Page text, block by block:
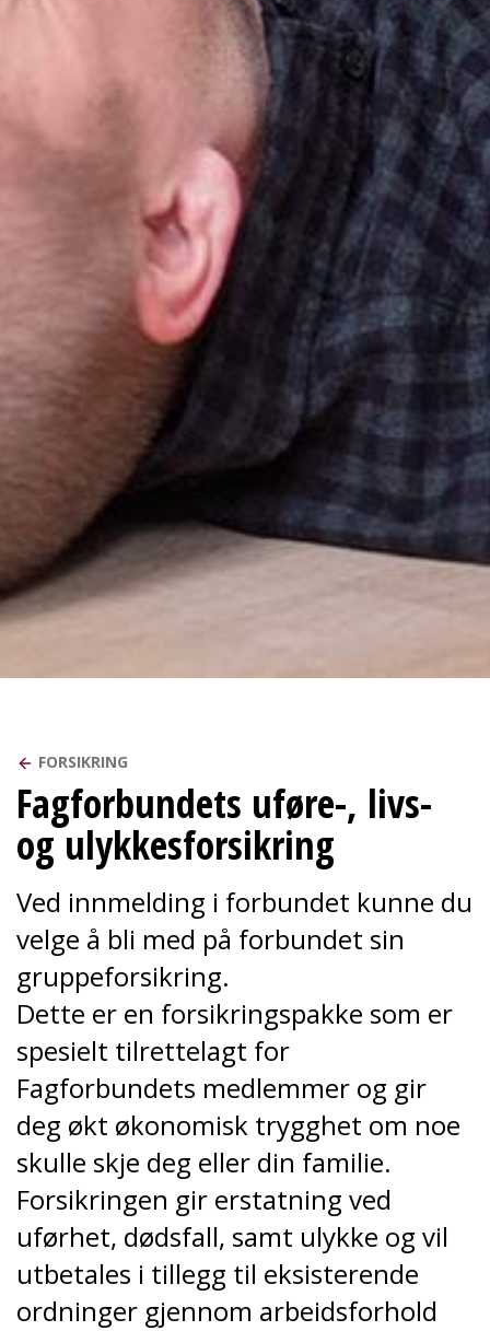
FORSIKRING
Fagforbundets uføre-, livs-
og ulykkesforsikring
Ved innmelding i forbundet kunne du
velge å bli med på forbundet sin
gruppeforsikring.
Dette er en forsikringspakke som er
spesielt tilrettelagt for
Fagforbundets medlemmer og gir
deg økt økonomisk trygghet om noe
skulle skje deg eller din familie.
Forsikringen gir erstatning ved
uførhet, dødsfall, samt ulykke og vil
utbetales i tillegg til eksisterende
ordninger gjennom arbeidsforhold